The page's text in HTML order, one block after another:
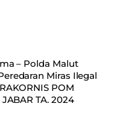
– Polda Malut
Miras Ilegal
POM
TA. 2024